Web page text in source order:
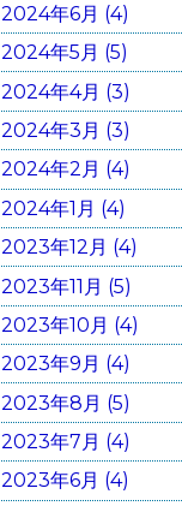
2024年6月 (4)
2024年5月 (5)
2024年4月 (3)
2024年3月 (3)
2024年2月 (4)
2024年1月 (4)
2023年12月 (4)
2023年11月 (5)
2023年10月 (4)
2023年9月 (4)
2023年8月 (5)
2023年7月 (4)
2023年6月 (4)